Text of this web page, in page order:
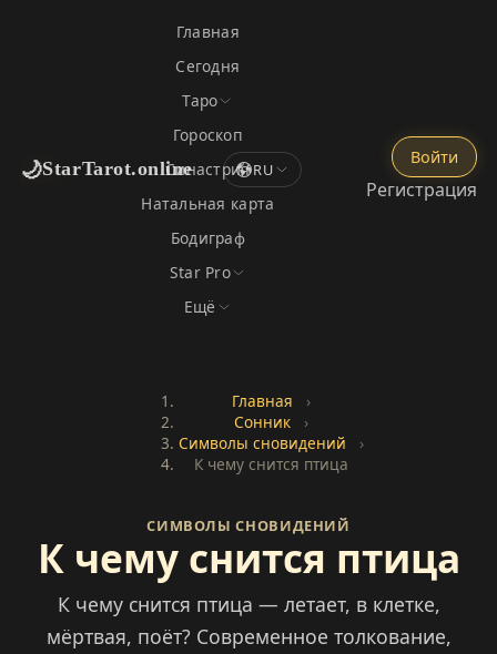
🌙StarTarot.online
Главная
Сегодня
Таро
Гороскоп
Синастрия
Натальная карта
Бодиграф
Star Pro
Ещё
RU
Войти
Регистрация
Главная
›
Сонник
›
Символы сновидений
›
К чему снится птица
СИМВОЛЫ СНОВИДЕНИЙ
К чему снится птица
К чему снится птица — летает, в клетке,
мёртвая, поёт? Современное толкование,